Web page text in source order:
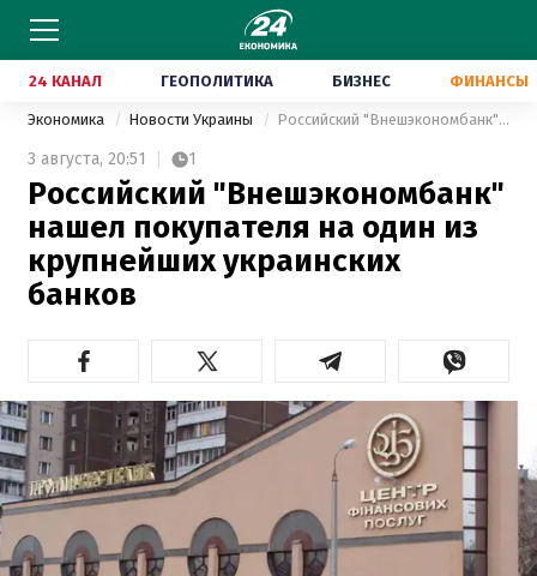
24 КАНАЛ ГЕОПОЛИТИКА БИЗНЕС ФИНАНСЫ
Экономика Новости Украины Российский "Внешэкономбанк" нашел покупателя на один из крупнейших украинских банков
3 августа, 20:51 1
Российский "Внешэкономбанк"
нашел покупателя на один из
крупнейших украинских
банков